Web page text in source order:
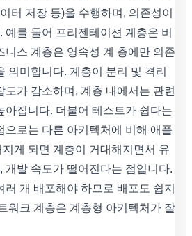
터 저장 등)을 수행하며, 의존성이
를 들어 프리젠테이션 계층은 비
니스 계층은 영속성 계 층에만 의존
의미합니다. 계층이 분리 및 격리
도가 감소하며, 계층 내에서는 관련
아집니다. 더불어 테스트가 쉽다는
으로는 다른 아키텍처에 비해 애플
게 되면 계층이 거대해지면서 유
개발 속도가 떨어진다는 점입니다.
개 배포해야 하므로 배포도 쉽지
워크 계층은 계층형 아키텍처가 잘